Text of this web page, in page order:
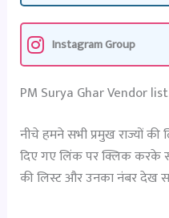
Instagram Group
PM Surya Ghar Vendor
नीचे हमने सभी प्रमुख राज्यों
दिए गए लिंक पर क्लिक करके
की लिस्ट और उनका नंबर देख